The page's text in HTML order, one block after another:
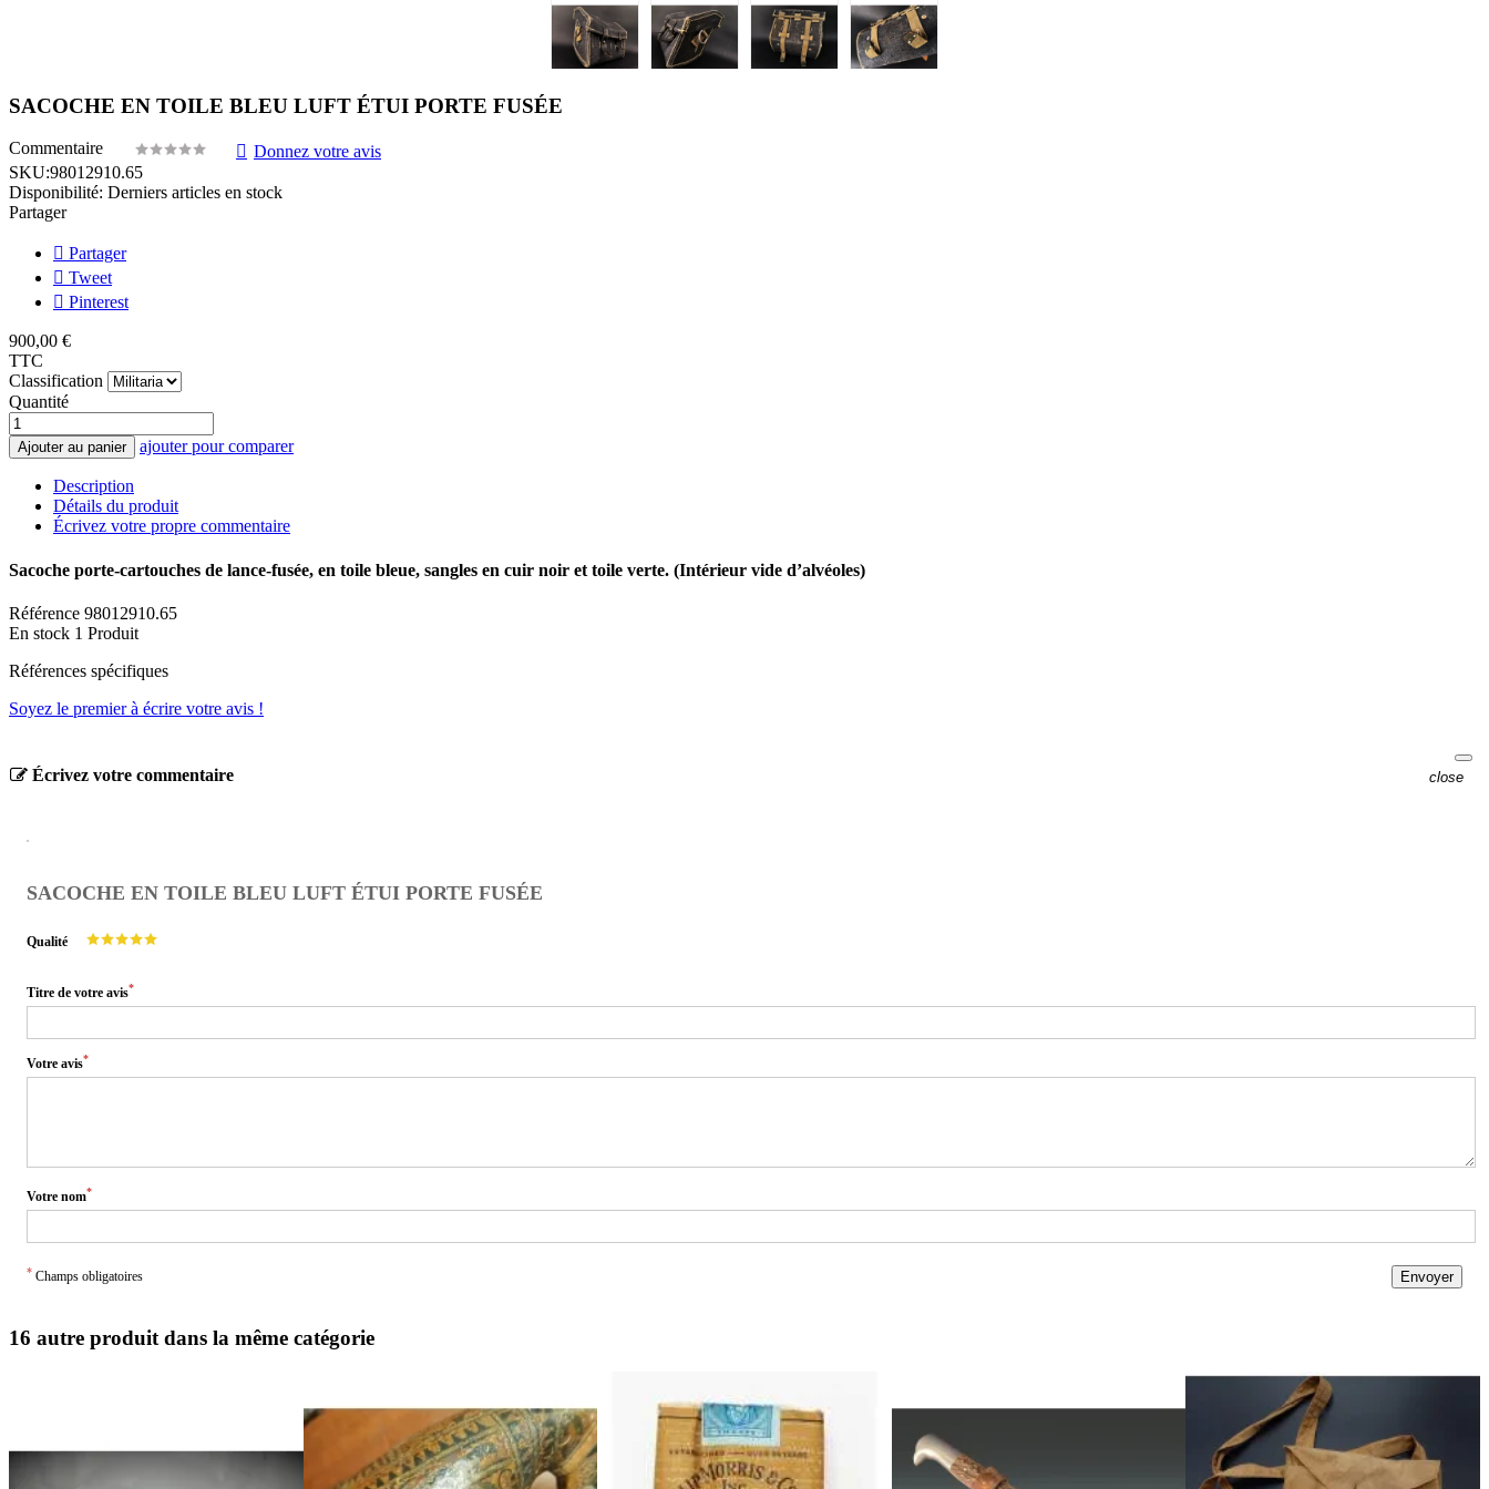
SACOCHE EN TOILE BLEU LUFT ÉTUI PORTE FUSÉE
Commentaire
Donnez votre avis
SKU:98012910.65
Disponibilité: Derniers articles en stock
Partager
Partager
Tweet
Pinterest
900,00 €
TTC
Classification
Quantité
Ajouter au panier ajouter pour comparer
Description
Détails du produit
Écrivez votre propre commentaire
Sacoche porte-cartouches de lance-fusée, en toile bleue, sangles en cuir noir et toile verte. (Intérieur vide d’alvéoles)
Référence 98012910.65
En stock 1 Produit
Références spécifiques
Soyez le premier à écrire votre avis !
Écrivez votre commentaire close
SACOCHE EN TOILE BLEU LUFT ÉTUI PORTE FUSÉE
Qualité
Titre de votre avis*
Votre avis*
Votre nom*
* Champs obligatoires Envoyer
16 autre produit dans la même catégorie